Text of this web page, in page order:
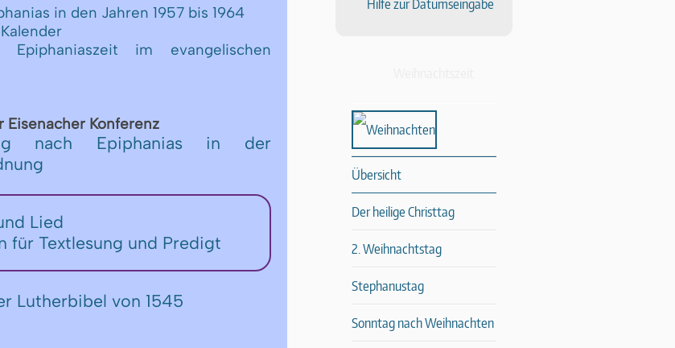
in den Jahren 1957 bis 1964
im evangelischen
Ei­se­n­a­cher Kon­fe­renz
nach Epiphanias in der
Lied
für Textlesung und Predigt
Lutherbibel von 1545
Hilfe zur Datumseingabe
Übersicht
Der heilige Christtag
2. Weihnachtstag
Stephanustag
Sonntag nach Weihnachten